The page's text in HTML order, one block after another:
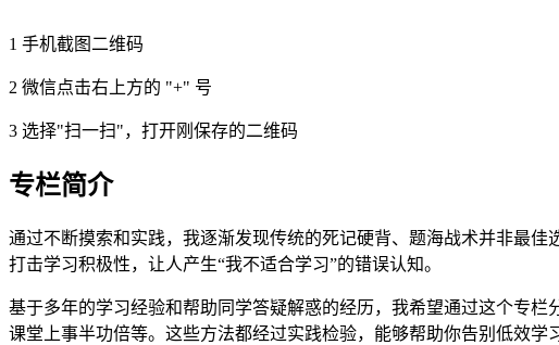
1 手机截图二维码
2 微信点击右上方的 "+" 号
3 选择"扫一扫"，打开刚保存的二维码
专栏简介
通过不断摸索和实践，我逐渐发现传统的死记硬背、题海战术并非最
打击学习积极性，让人产生“我不适合学习”的错误认知。
基于多年的学习经验和帮助同学答疑解惑的经历，我希望通过这个专
课堂上事半功倍等。这些方法都经过实践检验，能够帮助你告别低效学